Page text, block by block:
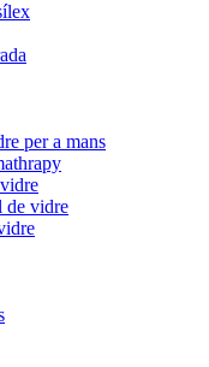
per a mans
de vidre